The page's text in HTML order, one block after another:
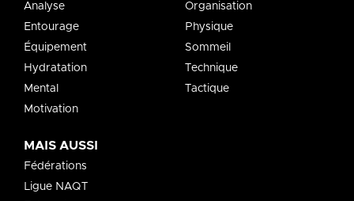
Analyse
Entourage
Équipement
Hydratation
Mental
Motivation
Organisation
Physique
Sommeil
Technique
Tactique
MAIS AUSSI
Fédérations
Ligue NAQT